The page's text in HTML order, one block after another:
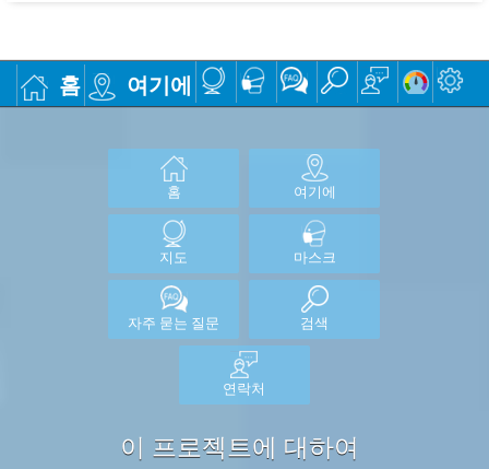
홈 여기에
홈 여기에
지도 마스크
자주 묻는 질문 검색
연락처
이 프로젝트에 대하여